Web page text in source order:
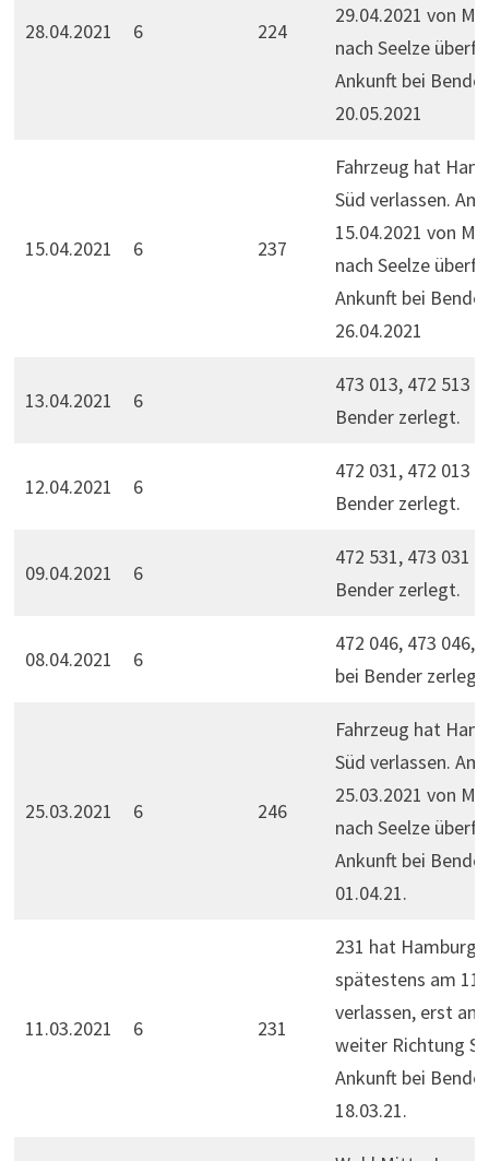
28.04.2021 6 224
29.04.2021 von
nach Seelze
Ankunft bei
20.05.2021
15.04.2021 6 237
Fahrzeug hat
Süd verlassen. Am
15.04.2021 von
nach Seelze
Ankunft bei
26.04.2021
13.04.2021 6
473 013, 472 513
Bender zerlegt.
12.04.2021 6
472 031, 472 013
Bender zerlegt.
09.04.2021 6
472 531, 473 031
Bender zerlegt.
08.04.2021 6
472 046, 473 046,
bei Bender zerlegt.
25.03.2021 6 246
Fahrzeug hat
Süd verlassen. Am
25.03.2021 von
nach Seelze
Ankunft bei
01.04.21.
11.03.2021 6 231
231 hat Hamburg
spätestens am
verlassen, erst am
weiter Richtung
Ankunft bei
18.03.21.